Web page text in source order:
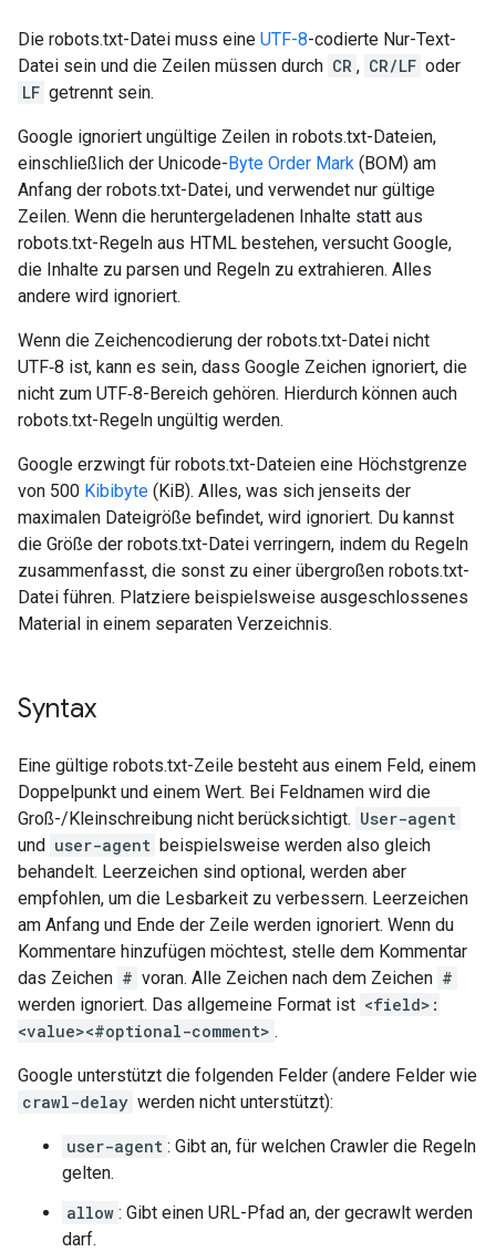
Die robots.txt-Datei muss eine UTF-8-codierte Nur-Text-
Datei sein und die Zeilen müssen durch CR , CR/LF oder
LF getrennt sein.
Google ignoriert ungültige Zeilen in robots.txt-Dateien,
einschließlich der Unicode-Byte Order Mark (BOM) am
Anfang der robots.txt-Datei, und verwendet nur gültige
Zeilen. Wenn die heruntergeladenen Inhalte statt aus
robots.txt-Regeln aus HTML bestehen, versucht Google,
die Inhalte zu parsen und Regeln zu extrahieren. Alles
andere wird ignoriert.
Wenn die Zeichencodierung der robots.txt-Datei nicht
UTF‑8 ist, kann es sein, dass Google Zeichen ignoriert, die
nicht zum UTF‑8-Bereich gehören. Hierdurch können auch
robots.txt-Regeln ungültig werden.
Google erzwingt für robots.txt-Dateien eine Höchstgrenze
von 500 Kibibyte (KiB). Alles, was sich jenseits der
maximalen Dateigröße befindet, wird ignoriert. Du kannst
die Größe der robots.txt-Datei verringern, indem du Regeln
zusammenfasst, die sonst zu einer übergroßen robots.txt-
Datei führen. Platziere beispielsweise ausgeschlossenes
Material in einem separaten Verzeichnis.
Syntax
Eine gültige robots.txt-Zeile besteht aus einem Feld, einem
Doppelpunkt und einem Wert. Bei Feldnamen wird die
Groß-/Kleinschreibung nicht berücksichtigt. User-agent
und user-agent beispielsweise werden also gleich
behandelt. Leerzeichen sind optional, werden aber
empfohlen, um die Lesbarkeit zu verbessern. Leerzeichen
am Anfang und Ende der Zeile werden ignoriert. Wenn du
Kommentare hinzufügen möchtest, stelle dem Kommentar
das Zeichen # voran. Alle Zeichen nach dem Zeichen #
werden ignoriert. Das allgemeine Format ist <field>:
<value><#optional-comment> .
Google unterstützt die folgenden Felder (andere Felder wie
crawl-delay werden nicht unterstützt):
user-agent : Gibt an, für welchen Crawler die Regeln
gelten.
allow : Gibt einen URL-Pfad an, der gecrawlt werden
darf.